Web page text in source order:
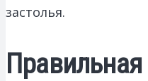
застолья.